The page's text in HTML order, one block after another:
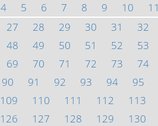
4 5 6 7 8 9 10 11
27 28 29 30 31 32
48 49 50 51 52 53
69 70 71 72 73 74
90 91 92 93 94 95
109 110 111 112 113
126 127 128 129 130